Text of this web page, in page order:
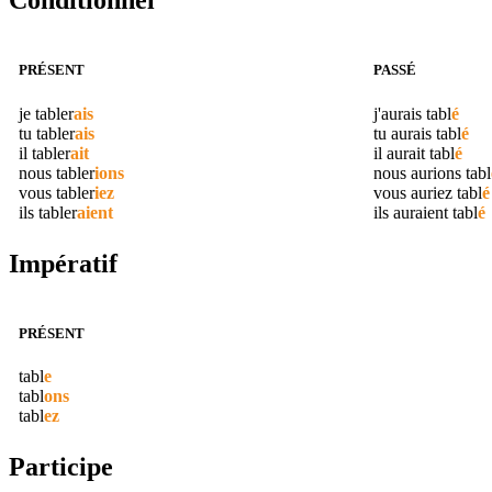
PRÉSENT
je tablerais
tu tablerais
il tablerait
nous tablerions
vous tableriez
ils tableraient
PASSÉ
j'aurais tablé
tu aurais tablé
il aurait tablé
nous aurions tabl
vous auriez tablé
ils auraient tablé
Impératif
PRÉSENT
table
tablons
tablez
Participe